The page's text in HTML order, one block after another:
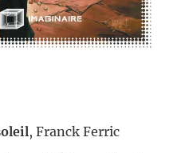
, Franck Ferric